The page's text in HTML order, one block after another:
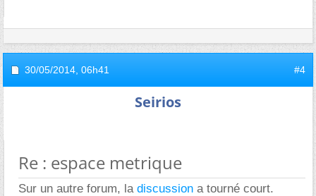
30/05/2014, 06h41 #4
Seirios
Re : espace metrique
Sur un autre forum, la discussion a tourné court.